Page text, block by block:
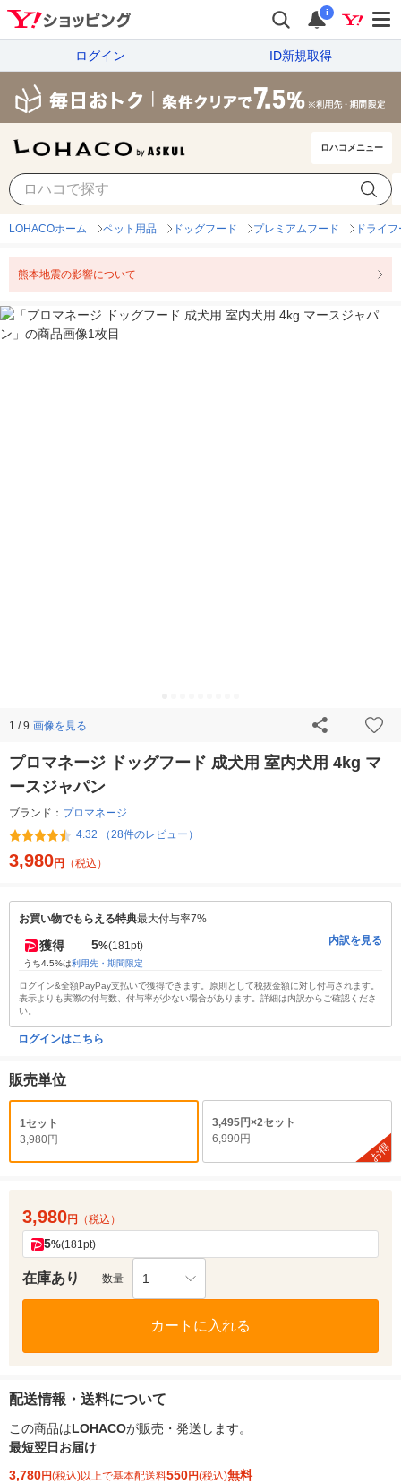
i
ログイン ID新規取得
ロハコメニュー
LOHACOホーム ペット用品 ドッグフード プレミアムフード ドライ
熊本地震の影響について
1 / 9 画像を見る
プロマネージ ドッグフード 成犬用 室内犬用 4kg マ
ースジャパン
ブランド： プロマネージ
4.32 （28件のレビュー）
3,980円 （税込）
お買い物でもらえる特典最大付与率7%
獲得 5%(181pt)
うち4.5%は利用先・期間限定
内訳を見る
ログイン&全額PayPay支払いで獲得できます。原則として税抜金額に対し付与されます。
表示よりも実際の付与数、付与率が少ない場合があります。詳細は内訳からご確認くださ
い。
ログインはこちら
販売単位
1セット
3,980円
3,495円×2セット
6,990円
お得
3,980円 （税込）
5%(181pt)
在庫あり 数量 1
カートに入れる
配送情報・送料について
この商品はLOHACOが販売・発送します。
最短翌日お届け
3,780円(税込)以上で基本配送料550円(税込)無料